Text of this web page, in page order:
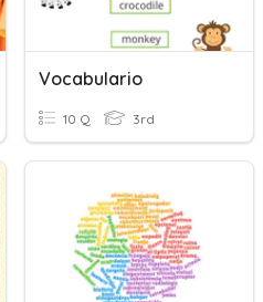
Vocabulario
10 Q 3rd